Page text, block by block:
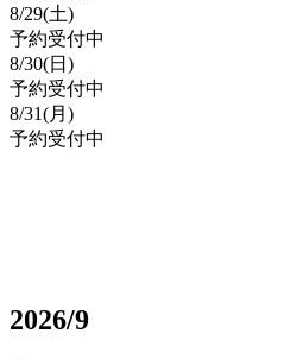
8/29(土)
予約受付中
8/30(日)
予約受付中
8/31(月)
予約受付中
2026/9